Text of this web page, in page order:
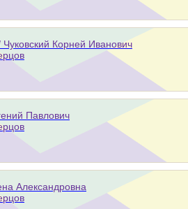
Чуковский Корней Иванович
Павлович
Александровна